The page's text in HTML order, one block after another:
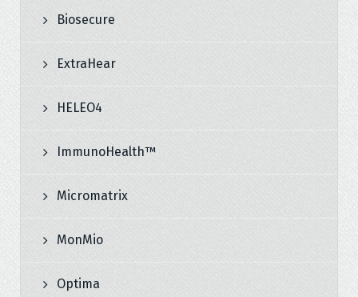
Biosecure
ExtraHear
HELEO4
ImmunoHealth™
Micromatrix
MonMio
Optima